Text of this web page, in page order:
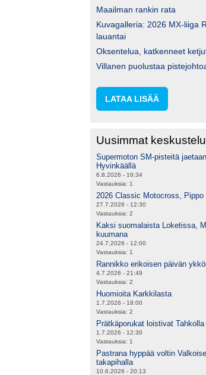
Maailman rankin rata
Kuvagalleria: 2026 MX-liiga
lauantai
Oksentelua, katkenneet
Villanen puolustaa
LATAA LISÄÄ
Uusimmat
Supermoton SM-pisteitä
Hyvinkäällä
6.8.2026 - 16:34
Vastauksia: 1
2026 Classic Motocross, Pippo
27.7.2026 - 12:30
Vastauksia: 2
Kaksi suomalaista Loketissa,
kuumana
24.7.2026 - 12:00
Vastauksia: 1
Rannikko erikoisen päivän
4.7.2026 - 21:49
Vastauksia: 2
Huomioita Karkkilasta
1.7.2026 - 18:00
Vastauksia: 2
Prätkäporukat loistivat Tahkolla
1.7.2026 - 12:30
Vastauksia: 1
Pastrana hyppää voltin
takapihalla
10.6.2026 - 20:13